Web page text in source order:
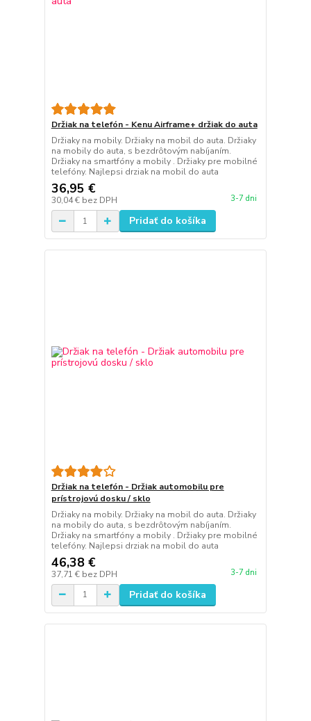
Držiak na telefón - Kenu Airframe+ držiak do auta
Držiaky na mobily. Držiaky na mobil do auta. Držiaky
na mobily do auta, s bezdrôtovým nabíjaním.
Držiaky na smartfóny a mobily . Držiaky pre mobilné
telefóny. Najlepsi drziak na mobil do auta
36,95 €
30,04 € bez DPH 3-7 dni
Pridať do košíka
Držiak na telefón - Držiak automobilu pre
prístrojovú dosku / sklo
Držiaky na mobily. Držiaky na mobil do auta. Držiaky
na mobily do auta, s bezdrôtovým nabíjaním.
Držiaky na smartfóny a mobily . Držiaky pre mobilné
telefóny. Najlepsi drziak na mobil do auta
46,38 €
37,71 € bez DPH 3-7 dni
Pridať do košíka